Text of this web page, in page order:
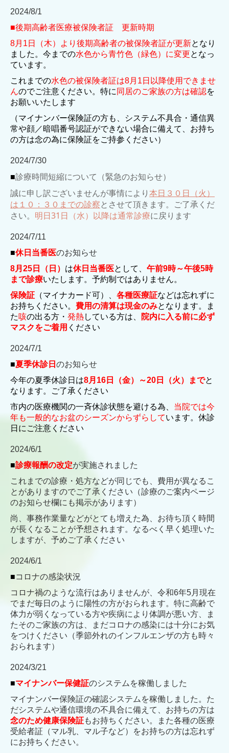
2024/8/1
■後期高齢者医療被保険者証 更新時期
8月1日（木）より後期高齢者の被保険者証が更新となり
ました。 今までの水色から青竹色（緑色）に変更となっ
ています。
これまでの水色の被保険者証は8月1日以降使用できませ
んのでご注意ください。特に 同居のご家族の方は確認を
お願いいたします
（マイナンバー保険証の方も、システム不具合・通信異
常や顔／暗唱番号認証ができない場合に備えて、お持ち
の方は念の為に保険証をご持参ください）
2024/7/30
■診療時間短縮について（緊急のお知らせ）
誠に申し訳ございませんが事情により本日 ３０日（火）
は１０：３０までの診察とさせて頂きます。ご了承くだ
さい。 明日31日（水）以降は通常診療に戻ります
2024/7/11
■休日当番医のお知らせ
8月25日（日） は休日当番医として、 午前9時～午後5時
まで診療いたします。予約制ではありません。
保険証 （マイナカード可）、 各種医療証などは忘れずに
お持ちください。 費用の清算は現金のみとなります。ま
た咳の出る方・ 発熱している方は、
院内に入る前に必ず
マスクをご着用 ください
2024/7/1
■夏季休診日 のお知らせ
今年の夏季休診日は8月16日（金）～20日（火）までと
なります。ご了承ください
市内の医療機関の一斉休診状態を避ける為、 当院では今
年も一般的なお盆のシーズンからずらしています。休診
日にご注意ください
2024/6/1
■診療報酬の改定が実施されました
これまでの診療・処方などが同じでも、費用が異なるこ
とがありますのでご了承ください（診療のご案内ページ
のお知らせ欄にも掲示があります）
尚、事務作業量などがとても増えた為、お待ち頂く時間
が長くなることが予想されます。なるべく早く処理いた
しますが、予めご了承ください
2024/6/1
■コロナの感染状況
コロナ禍のような流行はありませんが、令和6年5月現在
でまだ毎日のように陽性の方がおられます。特に高齢で
体力が弱くなっている方や疾病により体調が悪い方、ま
たそのご家族の方は、まだコロナの感染には十分にお気
をつけください（季節外れのインフルエンザの方も時々
おられます）
2024/3/21
■マイナンバー保健証のシステムを稼働しました
マイナンバー保険証の確認システムを稼働しました。た
だシステムや通信環境の不具合に備えて、お持ちの方は
念のため健康保険証もお持ちください。また各種の医療
受給者証（マル乳、マル子など）をお持ちの方は忘れず
にお持ちください。